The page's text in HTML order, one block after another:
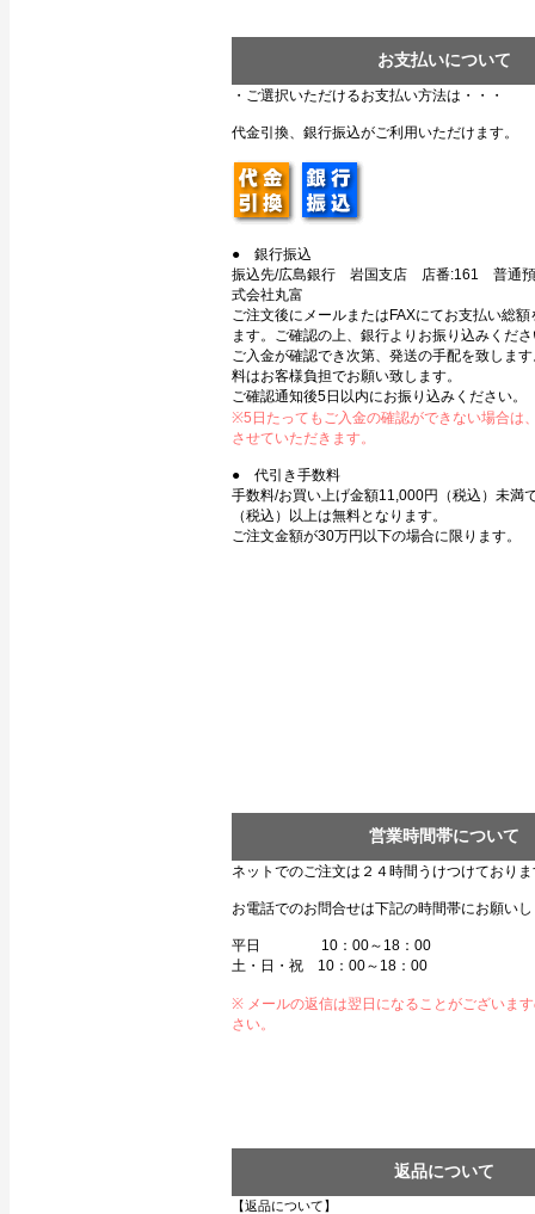
お支払いについて
・ご選択いただけるお支払い方法は・・・
代金引換、銀行振込がご利用いただけます。
● 銀行振込
振込先/広島銀行 岩国支店 店番:161 普通
式会社丸富
ご注文後にメールまたはFAXにてお支払い総
ます。ご確認の上、銀行よりお振り込みくだ
ご入金が確認でき次第、発送の手配を致しま
料はお客様負担でお願い致します。
ご確認通知後5日以内にお振り込みください。
※5日たってもご入金の確認ができない場合は
させていただきます。
● 代引き手数料
手数料/お買い上げ金額11,000円（税込）未満
（税込）以上は無料となります。
ご注文金額が30万円以下の場合に限ります。
営業時間帯について
ネットでのご注文は２４時間うけつけており
お電話でのお問合せは下記の時間帯にお願い
平日 10：00～18：00
土・日・祝 10：00～18：00
※ メールの返信は翌日になることがございま
さい。
返品について
【返品について】